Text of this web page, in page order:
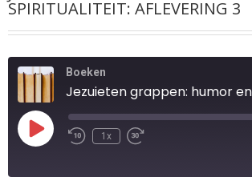
SPIRITUALITEIT: AFLEVERING 3
Boeken
1x